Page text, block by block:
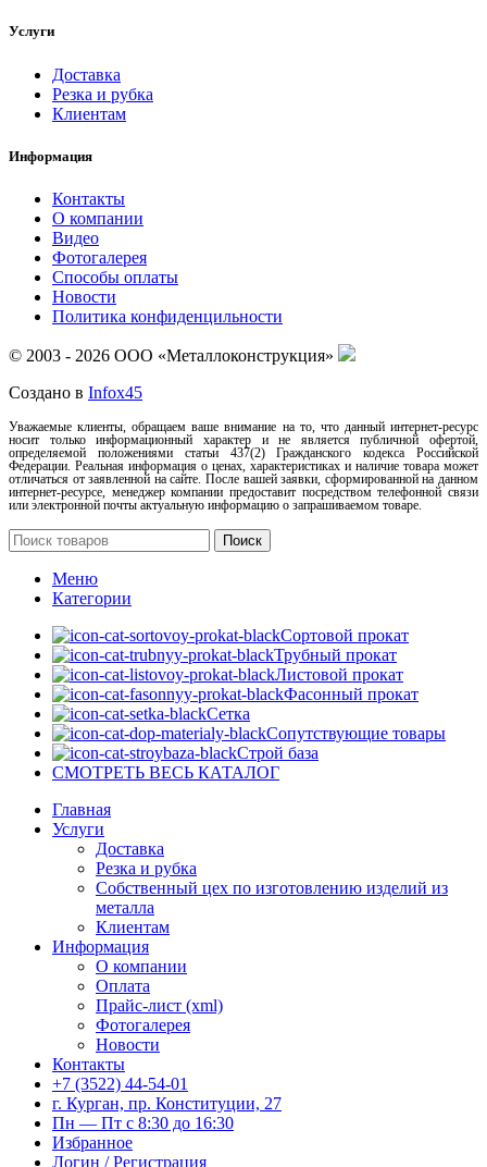
Услуги
Доставка
Резка и рубка
Клиентам
Информация
Контакты
О компании
Видео
Фотогалерея
Способы оплаты
Новости
Политика конфиденцильности
© 2003 - 2026 ООО «Металлоконструкция»
Создано в Infox45
Уважаемые клиенты, обращаем ваше внимание на то, что данный интернет-ресурс
носит только информационный характер и не является публичной офертой,
определяемой положениями статьи 437(2) Гражданского кодекса Российской
Федерации. Реальная информация о ценах, характеристиках и наличие товара может
отличаться от заявленной на сайте. После вашей заявки, сформированной на данном
интернет-ресурсе, менеджер компании предоставит посредством телефонной связи
или электронной почты актуальную информацию о запрашиваемом товаре.
Поиск
Меню
Категории
Сортовой прокат
Трубный прокат
Листовой прокат
Фасонный прокат
Сетка
Сопутствующие товары
Строй база
СМОТРЕТЬ ВЕСЬ КАТАЛОГ
Главная
Услуги
Доставка
Резка и рубка
Собственный цех по изготовлению изделий из
металла
Клиентам
Информация
О компании
Оплата
Прайс-лист (xml)
Фотогалерея
Новости
Контакты
+7 (3522) 44-54-01
г. Курган, пр. Конституции, 27
Пн — Пт с 8:30 до 16:30
Избранное
Логин / Регистрация